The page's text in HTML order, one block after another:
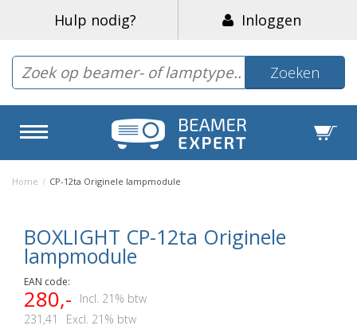
Hulp nodig? Inloggen
Zoeken
Home / CP-12ta Originele lampmodule
BOXLIGHT CP-12ta Originele
lampmodule
EAN code:
280,-
Incl. 21% btw
231,41
Excl. 21% btw